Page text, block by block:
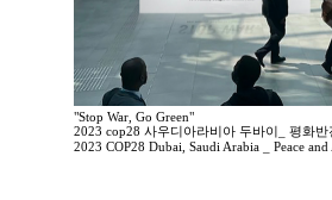
"Stop War, Go Green"
2023 cop28 사우디아라비아 두바이_ 평화
2023 COP28 Dubai, Saudi Arabia _ Peace